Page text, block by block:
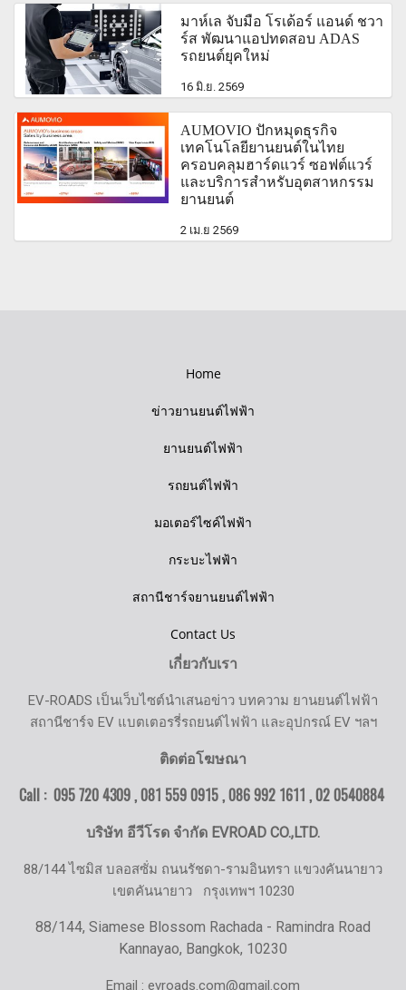
มาห์เล จับมือ โรเด้อร์ แอนด์ ชวา
ร์ส พัฒนาแอปทดสอบ ADAS
รถยนต์ยุคใหม่
16 มิ.ย. 2569
AUMOVIO ปักหมุดธุรกิจ
เทคโนโลยียานยนต์ในไทย
ครอบคลุมฮาร์ดแวร์ ซอฟต์แวร์
และบริการสำหรับอุตสาหกรรม
ยานยนต์
2 เม.ย 2569
Home
ข่าวยานยนต์ไฟฟ้า
ยานยนต์ไฟฟ้า
รถยนต์ไฟฟ้า
มอเตอร์ไซค์ไฟฟ้า
กระบะไฟฟ้า
สถานีชาร์จยานยนต์ไฟฟ้า
Contact Us
เกี่ยวกับเรา
EV-ROADS เป็นเว็บไซต์นำเสนอข่าว บทความ ยานยนต์ไฟฟ้า
สถานีชาร์จ EV แบตเตอรรี่รถยนต์ไฟฟ้า และอุปกรณ์ EV ฯลฯ
ติดต่อโฆษณา
Call : 095 720 4309 , 081 559 0915 , 086 992 1611 ,02 0540884
บริษัท อีวีโรด จำกัด EVROAD CO.,LTD.
88/144 ไซมิส บลอสซั่ม ถนนรัชดา-รามอินทรา แขวงคันนายาว
เขตคันนายาว กรุงเทพฯ 10230
88/144, Siamese Blossom Rachada - Ramindra Road
Kannayao, Bangkok, 10230
Email : evroads.com@gmail.com